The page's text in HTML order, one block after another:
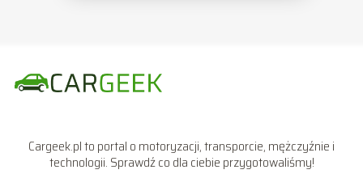
Cargeek.pl to portal o motoryzacji, transporcie, mężczyźnie i
technologii. Sprawdź co dla ciebie przygotowaliśmy!